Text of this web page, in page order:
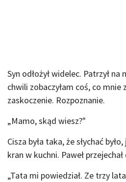
Syn odłożył widelec. Patrzył
chwili zobaczyłam coś, co mnie
zaskoczenie. Rozpoznanie.
„Mamo, skąd wiesz?"
Cisza była taka, że słychać
kran w kuchni. Paweł
„Tata mi powiedział. Ze trzy